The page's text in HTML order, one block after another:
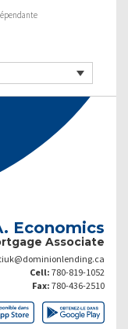
Economics
Associate
Cell: 780-819-1052
Fax: 780-436-2510